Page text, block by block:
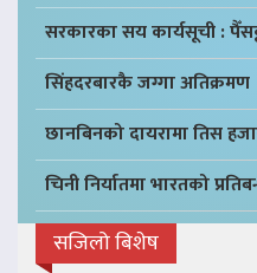
सरकारका सय कार्यसूची :
सिंहदरबारकै जग्गा अतिक्रमण
छानबिनको दायरामा तिस
चिनी निर्यातमा भारतको
सजिलो बिशेष